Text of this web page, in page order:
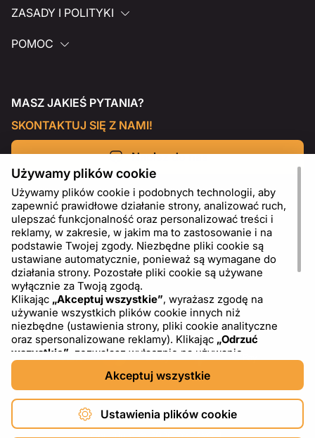
ZASADY I POLITYKI
POMOC
MASZ JAKIEŚ PYTANIA?
SKONTAKTUJ SIĘ Z NAMI!
Napisz do nas
Copyright © 2026 DXF4YOU.
PL USD - US Dollar ($)
Używamy plików cookie
Używamy plików cookie i podobnych technologii, aby
zapewnić prawidłowe działanie strony, analizować ruch,
ulepszać funkcjonalność oraz personalizować treści i
reklamy, w zakresie, w jakim ma to zastosowanie i na
podstawie Twojej zgody. Niezbędne pliki cookie są
ustawiane automatycznie, ponieważ są wymagane do
działania strony. Pozostałe pliki cookie są używane
wyłącznie za Twoją zgodą.
Klikając „Akceptuj wszystkie”, wyrażasz zgodę na
używanie wszystkich plików cookie innych niż
niezbędne (ustawienia strony, pliki cookie analityczne
oraz spersonalizowane reklamy). Klikając „Odrzuć
wszystkie” , zezwalasz wyłącznie na używanie
niezbędnych plików cookie. Klikając
, możesz wybrać, które kategorie plików cookie
chcesz zaakceptować lub zablokować. Możesz w
dowolnym momencie zmienić lub wycofać swoją zgodę,
korzystając z linku „Ustawienia plików cookie” w dolnej
części strony. Więcej informacji na temat korzystania z
Akceptuj wszystkie
Ustawienia plików cookie